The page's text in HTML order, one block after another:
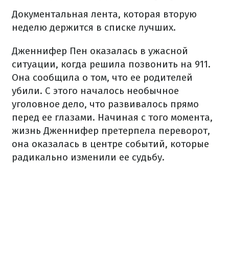
Документальная лента, которая вторую
неделю держится в списке лучших.
Дженнифер Пен оказалась в ужасной
ситуации, когда решила позвонить на 911.
Она сообщила о том, что ее родителей
убили. С этого началось необычное
уголовное дело, что развивалось прямо
перед ее глазами. Начиная с того момента,
жизнь Дженнифер претерпела переворот,
она оказалась в центре событий, которые
радикально изменили ее судьбу.